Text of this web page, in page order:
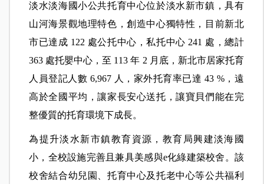
淡水淡海國小公共托育中心位於淡水新市鎮，具有
山河海景觀地理特色，創造中心獨特性，目前新北
市已達成 122 處公托中心，私托中心 241 處，總計
363 處托嬰中心，至 113 年 2 月底，新北市居家托育
人員登記人數 6,967 人，家外托育率已達 43 %，遠
高於全國平均，讓家長安心送托，讓寶貝們能在完
整優質的托育環境下成長。
為提升淡水新市鎮教育資源，教育局興建淡海國
小，全校設施完善且兼具美感與e化綠建築校舍。該
校舍結合幼兒園、托育中心及托老中心等公共福利